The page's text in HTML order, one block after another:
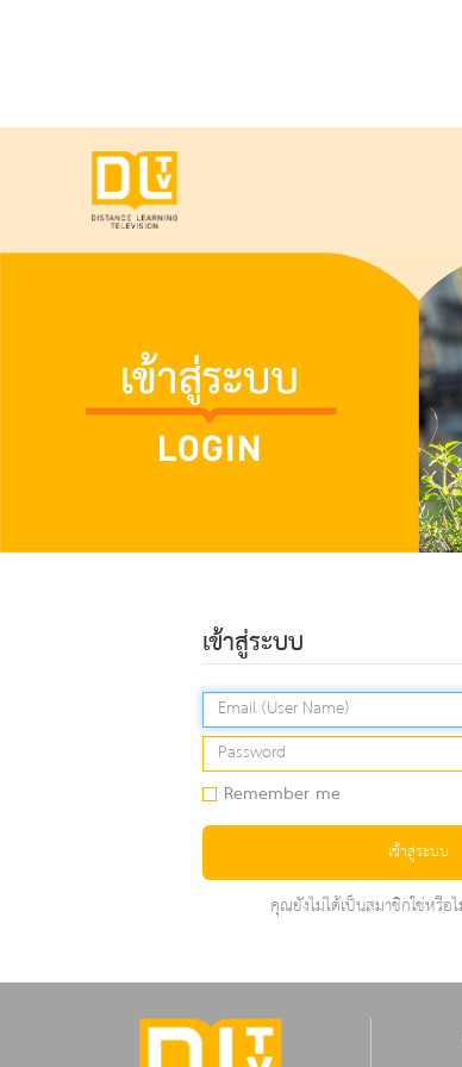
เข้าสู่ระบบ
Remember me
เข้าสู่ระบบ
คุณยังไม่ได้เป็นสมาชิกใช่หรือ